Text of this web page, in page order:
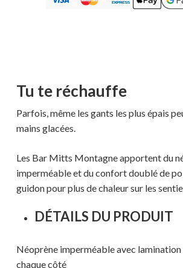
Tu te réchauffe
Parfois, même les gants les plus épais
mains glacées.
Les Bar Mitts Montagne apportent du
imperméable et du confort doublé de
guidon pour plus de chaleur sur les
DÉTAILS DU PRODUIT
Néoprène imperméable avec lamination
chaque côté